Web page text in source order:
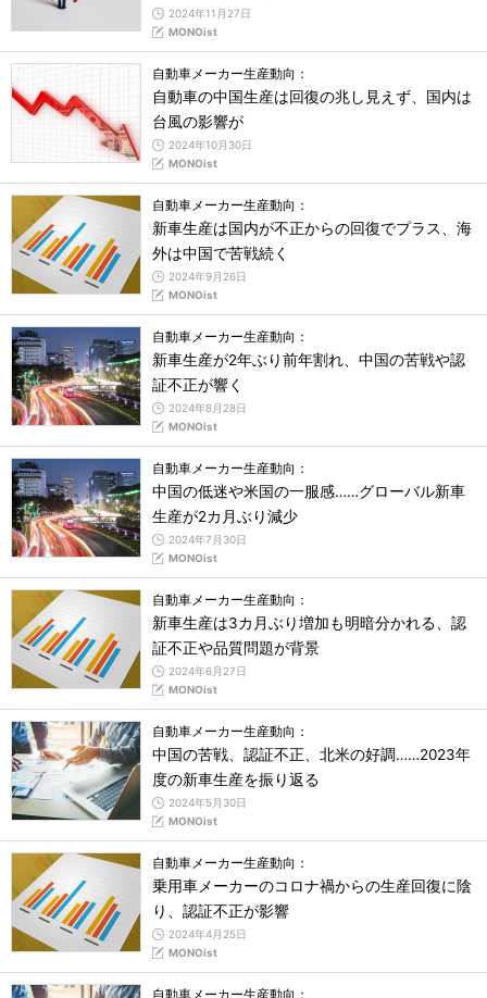
2024年11月27日
MONOist
自動車メーカー生産動向：
自動車の中国生産は回復の兆し見えず、国内は
台風の影響が
2024年10月30日
MONOist
自動車メーカー生産動向：
新車生産は国内が不正からの回復でプラス、海
外は中国で苦戦続く
2024年9月26日
MONOist
自動車メーカー生産動向：
新車生産が2年ぶり前年割れ、中国の苦戦や認
証不正が響く
2024年8月28日
MONOist
自動車メーカー生産動向：
中国の低迷や米国の一服感……グローバル新車
生産が2カ月ぶり減少
2024年7月30日
MONOist
自動車メーカー生産動向：
新車生産は3カ月ぶり増加も明暗分かれる、認
証不正や品質問題が背景
2024年6月27日
MONOist
自動車メーカー生産動向：
中国の苦戦、認証不正、北米の好調……2023年
度の新車生産を振り返る
2024年5月30日
MONOist
自動車メーカー生産動向：
乗用車メーカーのコロナ禍からの生産回復に陰
り、認証不正が影響
2024年4月25日
MONOist
自動車メーカー生産動向：